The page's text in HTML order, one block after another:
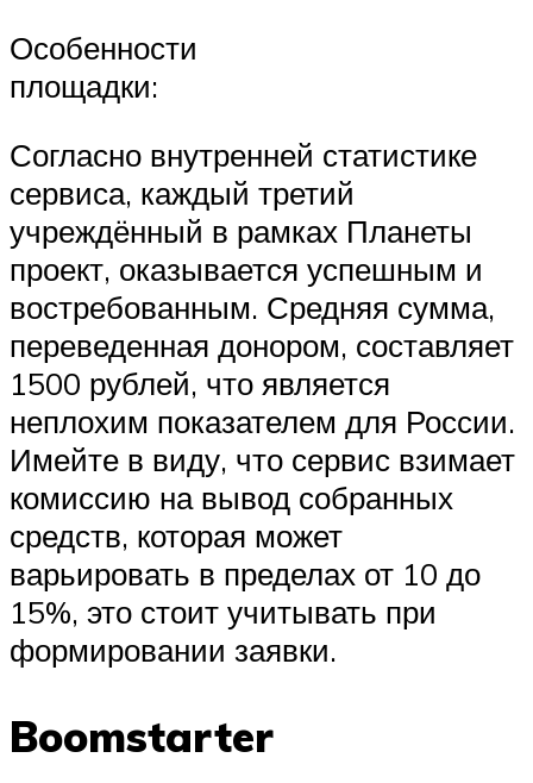
Особенности
площадки:
Согласно внутренней статистике
сервиса, каждый третий
учреждённый в рамках Планеты
проект, оказывается успешным и
востребованным. Средняя сумма,
переведенная донором, составляет
1500 рублей, что является
неплохим показателем для России.
Имейте в виду, что сервис взимает
комиссию на вывод собранных
средств, которая может
варьировать в пределах от 10 до
15%, это стоит учитывать при
формировании заявки.
Boomstarter